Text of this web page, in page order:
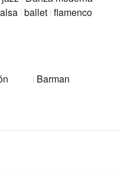
ballet flamenco
Barman